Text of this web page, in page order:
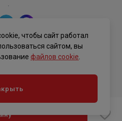
.
чтобы сайт работал
сайтом, вы
файлов cookie